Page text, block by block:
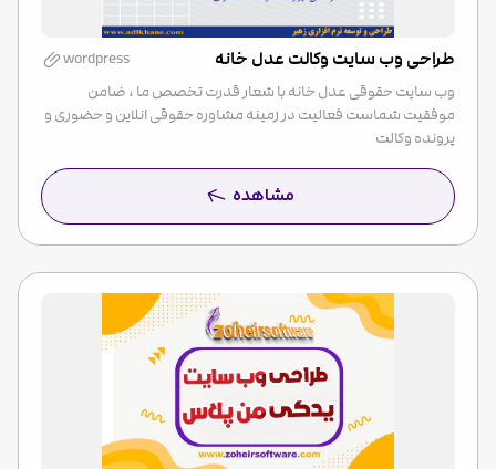
طراحی وب سایت وکالت عدل خانه
wordpress
وب سایت حقوقی عدل خانه با شعار قدرت تخصص ما ، ضامن
موفقیت شماست فعالیت در زمینه مشاوره حقوقی انلاین و حضوری و
پرونده وکالت
مشاهده